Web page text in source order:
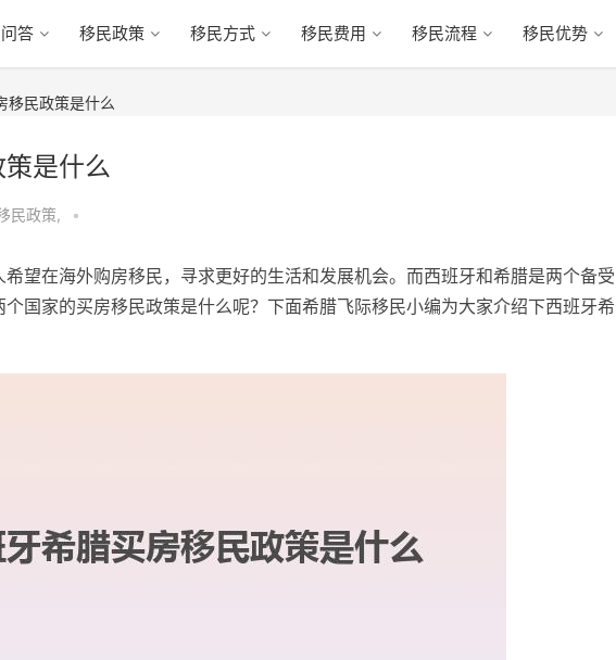
答 移民政策 移民方式 移民费用 移民流程 移民优势
移民政策是什么
是什么
民政策, •
望在海外购房移民，寻求更好的生活和发展机会。而西班牙和希腊是两个备受
国家的买房移民政策是什么呢？下面希腊飞际移民小编为大家介绍下西班牙希